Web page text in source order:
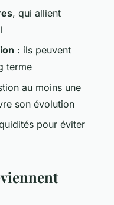
, qui allient
: ils peuvent
terme
au moins une
son évolution
pour éviter